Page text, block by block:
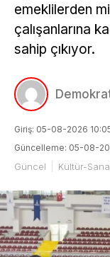
emeklilerden
çalışanlarına
sahip çıkıyor.
Giriş: 05-08-2026
Güncelleme: 05-08-
Güncel Kültür-